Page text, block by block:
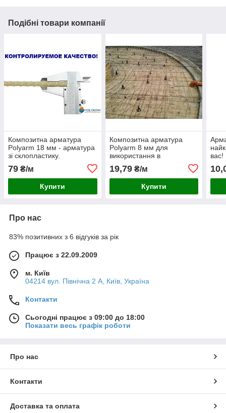
Подібні товари компанії
Композитна арматура
Polyarm 18 мм - арматура
зі склопластику.
79 ₴/м
Купити
Композитна арматура
Polyarm 8 мм для
використання в
19,79₴/м
Купити
вас!
Про нас
83% позитивних з 6 відгуків за рік
Працює з 22.09.2009
м. Київ
04214 вул. Північна 2 А, Київ, Україна
Контакти
Сьогодні працює з 09:00 до 18:00
Показати весь графік роботи
Про нас
Контакти
Доставка та оплата